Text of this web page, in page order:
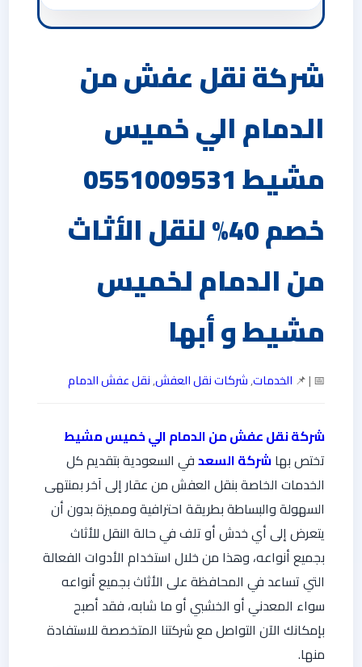
شركة نقل عفش من
الدمام الي خميس
مشيط 0551009531
خصم 40% لنقل الأثاث
من الدمام لخميس
مشيط و أبها
📅 | 📌 الخدمات,شركات نقل العفش,نقل عفش الدمام
شركة نقل عفش من الدمام الي خميس مشيط
تختص بهاشركة السعدفي السعودية بتقديم كل
الخدمات الخاصة بنقل العفش من عقار إلى آخر بمنتهى
السهولة والبساطة بطريقة احترافية ومميزة بدون أن
يتعرض إلى أي خدش أو تلف في حالة النقل للأثاث
بجميع أنواعه، وهذا من خلال استخدام الأدوات الفعالة
التي تساعد في المحافظة على الأثاث بجميع أنواعه
سواء المعدني أو الخشبي أو ما شابه، فقد أصبح
بإمكانك الآن التواصل مع شركتنا المتخصصة للاستفادة
منها.